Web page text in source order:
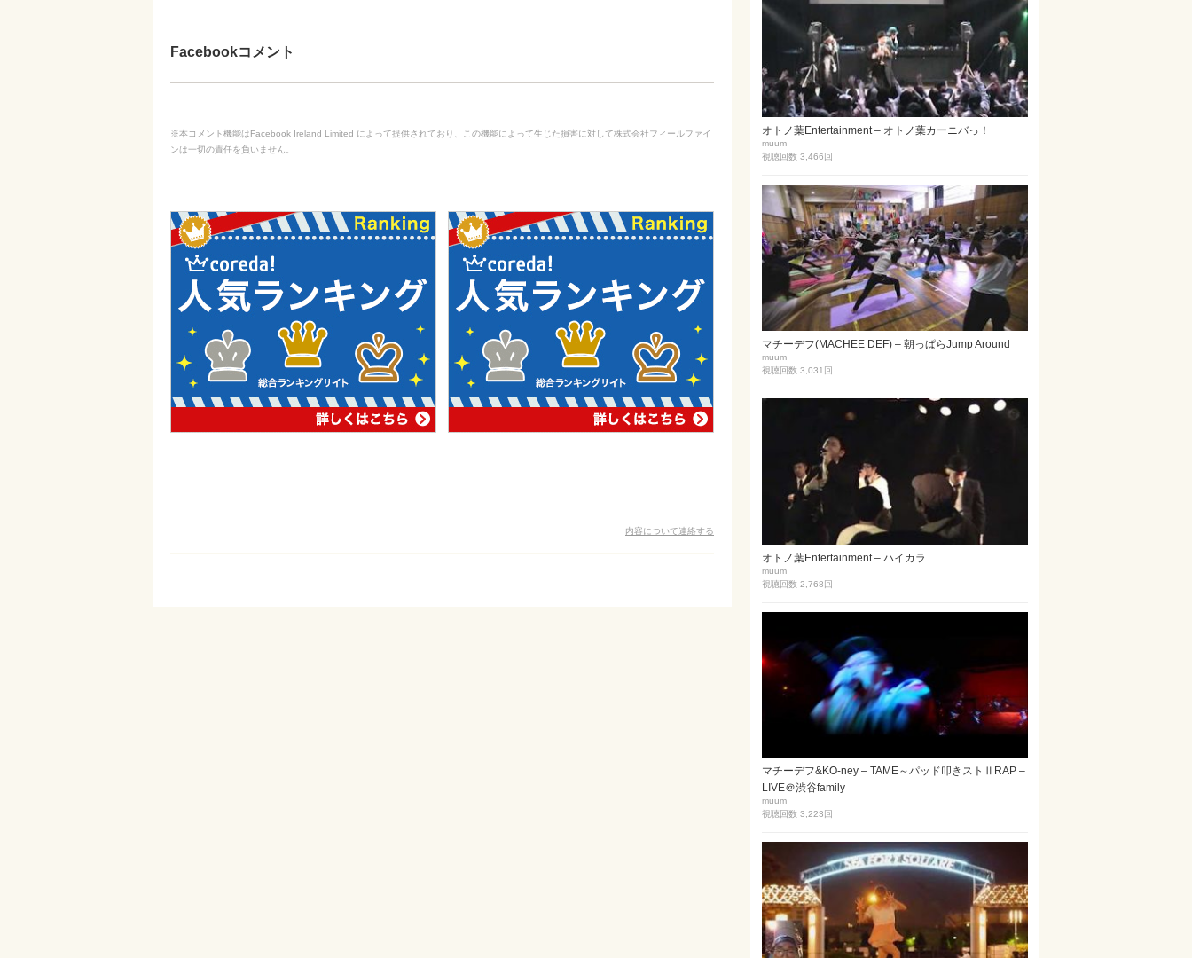
Facebookコメント
※本コメント機能はFacebook Ireland Limited によって提供されており、この機能によって生じた損害に対して株式会社フィールファイ
ンは一切の責任を負いません。
内容について連絡する
オトノ葉Entertainment – オトノ葉カーニバっ！
muum
視聴回数 3,466 回
マチーデフ(MACHEE DEF) – 朝っぱらJump Around
muum
視聴回数 3,031 回
オトノ葉Entertainment – ハイカラ
muum
視聴回数 2,768 回
マチーデフ&KO-ney – TAME～パッド叩きストⅡRAP –
LIVE＠渋谷family
muum
視聴回数 3,223 回